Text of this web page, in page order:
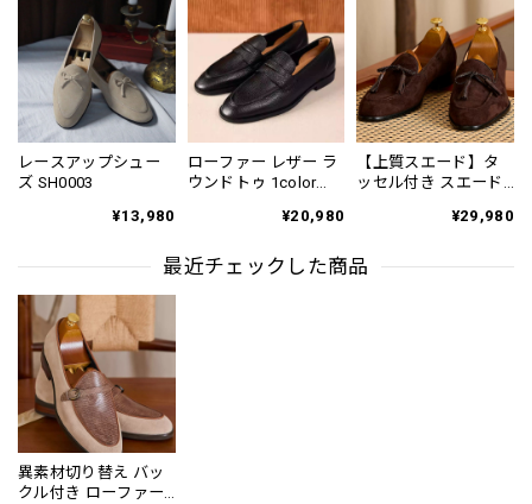
レースアップシュー
ズ SH0003
¥13,980
ローファー レザー ラ
ウンドトゥ 1color
¥20,980
【上質スエード】タ
ッセル付き スエード
¥29,980
最近チェックした商品
異素材切り替え バッ
クル付き ローファー